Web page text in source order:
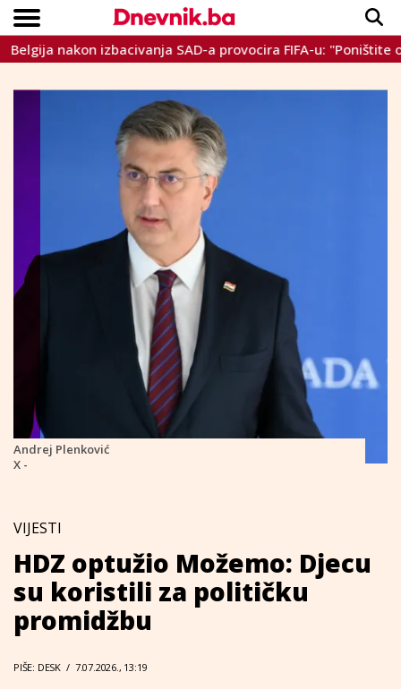
VIJESTI
SPORT
INTERVIEW
TEME
CRNA KRONIKA
LIFESTYLE
Copyright © Dnevnik.ba 2023.
nakon izbacivanja SAD-a provocira FIFA-u: "Poništite ovo!"
Andrej Plenković
X -
VIJESTI
HDZ optužio Možemo: Djecu
su koristili za političku
promidžbu
PIŠE: DESK / 7.07.2026., 13:19